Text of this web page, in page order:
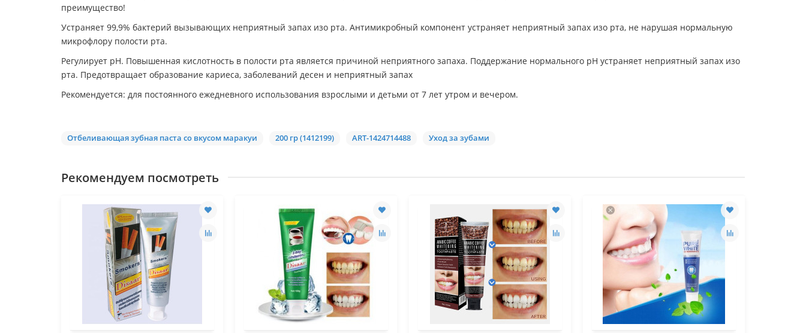
преимущество!
Устраняет 99,9% бактерий вызывающих неприятный запах изо рта. Антимикробный компонент устраняет неприятный запах изо рта, не нарушая нормальную
микрофлору полости рта.
Регулирует рH. Повышенная кислотность в полости рта является причиной неприятного запаха. Поддержание нормального рН устраняет неприятный запах изо
рта. Предотвращает образование кариеса, заболеваний десен и неприятный запах
Рекомендуется: для постоянного ежедневного использования взрослыми и детьми от 7 лет утром и вечером.
Отбеливающая зубная паста со вкусом маракуи 200 гр (1412199) ART-1424714488 Уход за зубами
Рекомендуем посмотреть